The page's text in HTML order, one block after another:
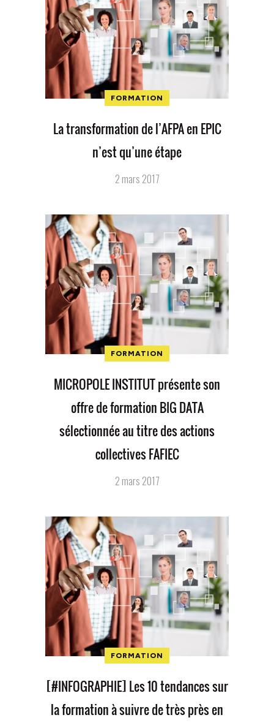
FORMATION
La transformation de l’AFPA en EPIC
n’est qu’une étape
2 mars 2017
FORMATION
MICROPOLE INSTITUT présente son
offre de formation BIG DATA
sélectionnée au titre des actions
collectives FAFIEC
2 mars 2017
FORMATION
[#INFOGRAPHIE] Les 10 tendances sur
la formation à suivre de très près en